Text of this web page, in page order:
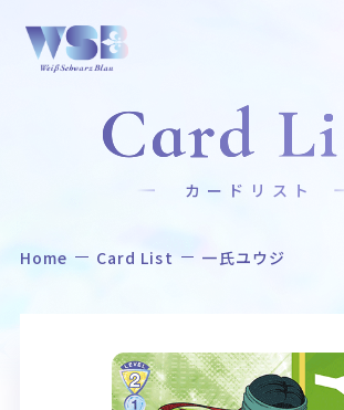
Home News
作品タイトル 商品情報
Card
カードリスト
Home Card List 一氏ユウジ